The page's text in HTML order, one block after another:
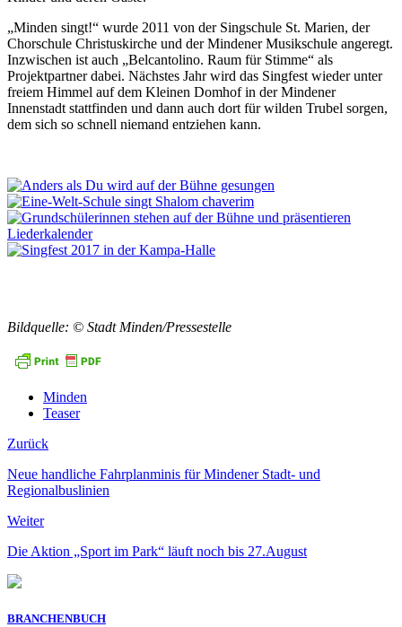
„Minden singt!“ wurde 2011 von der Singschule St. Marien, der
Chorschule Christuskirche und der Mindener Musikschule angeregt.
Inzwischen ist auch „Belcantolino. Raum für Stimme“ als
Projektpartner dabei. Nächstes Jahr wird das Singfest wieder unter
freiem Himmel auf dem Kleinen Domhof in der Mindener
Innenstadt stattfinden und dann auch dort für wilden Trubel sorgen,
dem sich so schnell niemand entziehen kann.
Bildquelle: © Stadt Minden/Pressestelle
Minden
Teaser
Zurück
Neue handliche Fahrplanminis für Mindener Stadt- und
Regionalbuslinien
Weiter
Die Aktion „Sport im Park“ läuft noch bis 27.August
BRANCHENBUCH